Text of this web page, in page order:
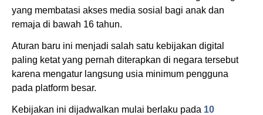
yang membatasi akses media sosial bagi anak dan
remaja di bawah 16 tahun.
Aturan baru ini menjadi salah satu kebijakan digital
paling ketat yang pernah diterapkan di negara tersebut
karena mengatur langsung usia minimum pengguna
pada platform besar.
Kebijakan ini dijadwalkan mulai berlaku pada 10